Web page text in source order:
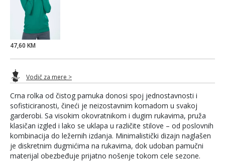
Crna rolka od čistog pamuka donosi spoj jednostavnosti i
sofisticiranosti, čineći je neizostavnim komadom u svakoj
garderobi. Sa visokim okovratnikom i dugim rukavima, pruža
klasičan izgled i lako se uklapa u različite stilove – od poslovnih
kombinacija do ležernih izdanja. Minimalistički dizajn naglašen
je diskretnim dugmićima na rukavima, dok udoban pamučni
materijal obezbeđuje prijatno nošenje tokom cele sezone.
47,60 KM
Vodič za mere >